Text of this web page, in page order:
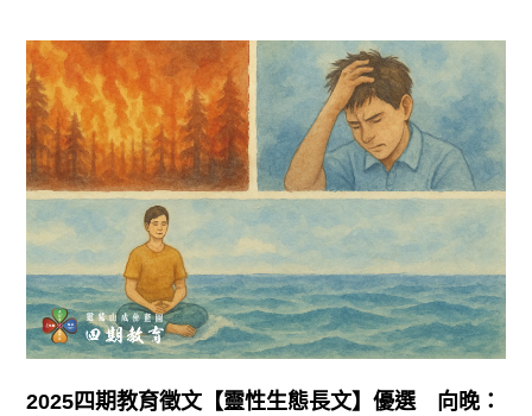
2025四期教育徵文【靈性生態長文】優選 向晚：
徵文賞析